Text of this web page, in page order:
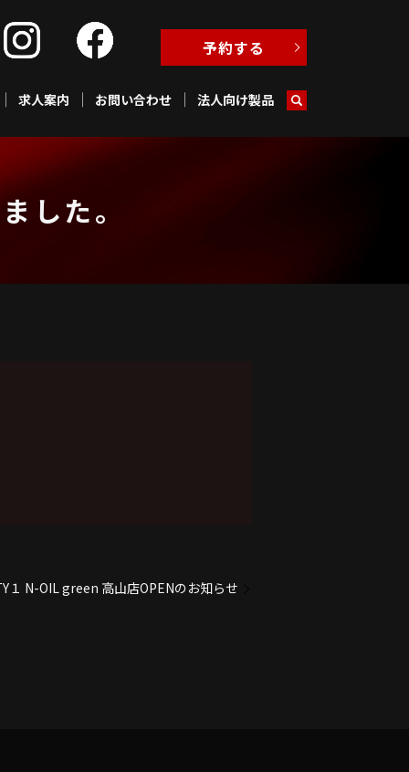
求人案内 お問い合わせ 法人向け製品
予約する
した。
１ N-OIL green 高山店OPENのお知らせ